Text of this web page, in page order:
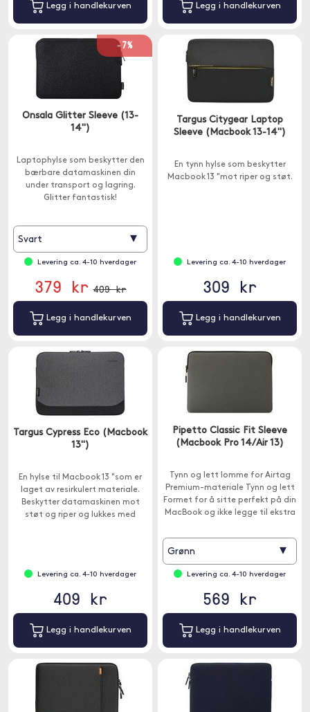
Legg i handlekurven Legg i handlekurven
-7%
Onsala Glitter Sleeve (13-
14")
Laptophylse som beskytter den
bærbare datamaskinen din
under transport og lagring.
Glitter fantastisk!
Svart ▾
Levering ca. 4-10 hverdager
379 kr 409 kr
Legg i handlekurven
Targus Citygear Laptop
Sleeve (Macbook 13-14")
En tynn hylse som beskytter
Macbook 13 "mot riper og støt.
Levering ca. 4-10 hverdager
309 kr
Legg i handlekurven
Targus Cypress Eco (Macbook
13")
En hylse til Macbook 13 "som er
laget av resirkulert materiale.
Beskytter datamaskinen mot
støt og riper og lukkes med
Levering ca. 4-10 hverdager
409 kr
Legg i handlekurven
Pipetto Classic Fit Sleeve
(Macbook Pro 14/Air 13)
Tynn og lett lomme for Airtag
Premium-materiale Tynn og lett
Formet for å sitte perfekt på din
MacBook og ikke legge til ekstra
Grønn ▾
Levering ca. 4-10 hverdager
569 kr
Legg i handlekurven